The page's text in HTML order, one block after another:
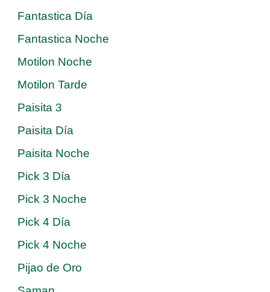
Fantastica Día
Fantastica Noche
Motilon Noche
Motilon Tarde
Paisita 3
Paisita Día
Paisita Noche
Pick 3 Día
Pick 3 Noche
Pick 4 Día
Pick 4 Noche
Pijao de Oro